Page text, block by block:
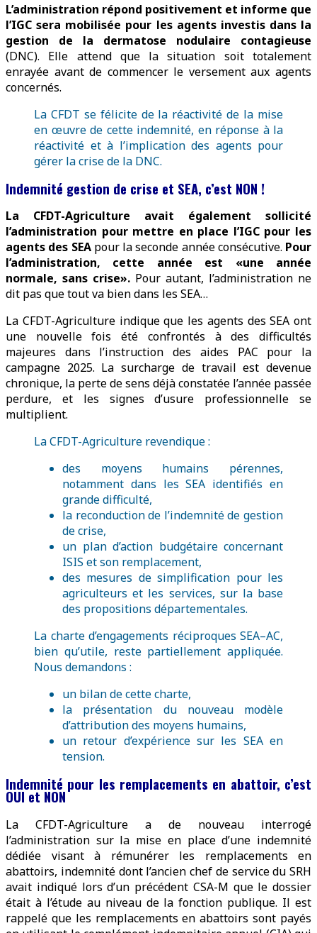
L’administration répond positivement et informe que
l’IGC sera mobilisée pour les agents investis dans la
gestion de la dermatose nodulaire contagieuse
(DNC). Elle attend que la situation soit totalement
enrayée avant de commencer le versement aux agents
concernés.
La CFDT se félicite de la réactivité de la mise
en œuvre de cette indemnité, en réponse à la
réactivité et à l’implication des agents pour
gérer la crise de la DNC.
Indemnité gestion de crise et SEA, c’est NON !
La CFDT-Agriculture avait également sollicité
l’administration pour mettre en place l’IGC pour les
agents des SEApour la seconde année consécutive. Pour
l’administration, cette année est «une année
normale, sans crise». Pour autant, l’administration ne
dit pas que tout va bien dans les SEA…
La CFDT-Agriculture indique que les agents des SEA ont
une nouvelle fois été confrontés à des difficultés
majeures dans l’instruction des aides PAC pour la
campagne 2025. La surcharge de travail est devenue
chronique, la perte de sens déjà constatée l’année passée
perdure, et les signes d’usure professionnelle se
multiplient.
La CFDT-Agriculture revendique :
des moyens humains pérennes,
notamment dans les SEA identifiés en
grande difficulté,
la reconduction de l’indemnité de gestion
de crise,
un plan d’action budgétaire concernant
ISIS et son remplacement,
des mesures de simplification pour les
agriculteurs et les services, sur la base
des propositions départementales.
La charte d’engagements réciproques SEA–AC,
bien qu’utile, reste partiellement appliquée.
Nous demandons :
un bilan de cette charte,
la présentation du nouveau modèle
d’attribution des moyens humains,
un retour d’expérience sur les SEA en
tension.
Indemnité pour les remplacements en abattoir, c’est
OUI et NON
La CFDT-Agriculture a de nouveau interrogé
l’administration sur la mise en place d’une indemnité
dédiée visant à rémunérer les remplacements en
abattoirs, indemnité dont l’ancien chef de service du SRH
avait indiqué lors d’un précédent CSA-M que le dossier
était à l’étude au niveau de la fonction publique. Il est
rappelé que les remplacements en abattoirs sont payés